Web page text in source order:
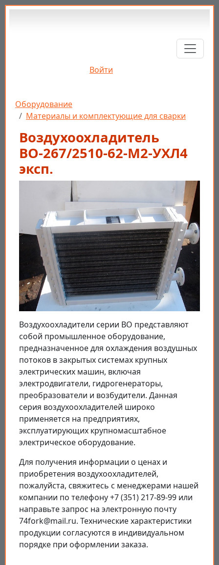
Перейти к основному содержанию
Войти
Строка навигации
Оборудование
Материалы и комплектующие для сварки
Воздухоохладитель
ВО-267/2510-62-М2-УХЛ4
эксп.
Воздухоохладители серии ВО представляют
собой промышленное оборудование,
предназначенное для охлаждения воздушных
потоков в закрытых системах крупных
электрических машин, включая
электродвигатели, гидрогенераторы,
преобразователи и возбудители. Данная
серия воздухоохладителей широко
применяется на предприятиях,
эксплуатирующих крупномасштабное
электрическое оборудование.
Для получения информации о ценах и
приобретения воздухоохладителей,
пожалуйста, свяжитесь с менеджерами нашей
компании по телефону +7 (351) 217-89-99 или
направьте запрос на электронную почту
74fork@mail.ru. Технические характеристики
продукции согласуются в индивидуальном
порядке при оформлении заказа.